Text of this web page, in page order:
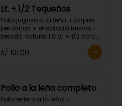
Lt. + 1/2 Tequeños
Pollo jugoso a la leña + papas
peruanas + ensalada fresca +
bebida natural 1.5 Lt. + 1/2 porc.
S/ 101.00
Pollo a la leña completo
Pollo entero a la leña +